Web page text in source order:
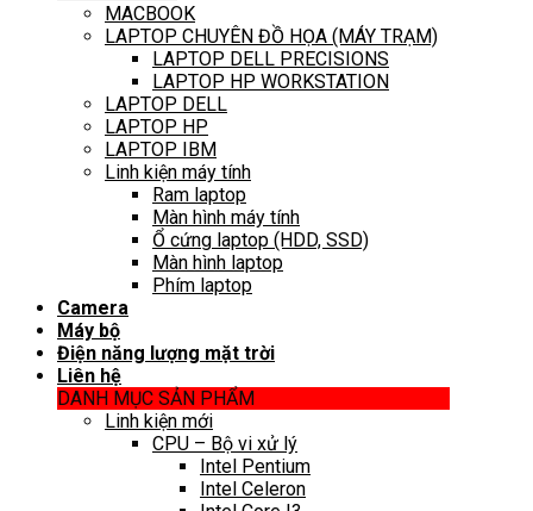
MACBOOK
LAPTOP CHUYÊN ĐỒ HỌA (MÁY TRẠM)
LAPTOP DELL PRECISIONS
LAPTOP HP WORKSTATION
LAPTOP DELL
LAPTOP HP
LAPTOP IBM
Linh kiện máy tính
Ram laptop
Màn hình máy tính
Ổ cứng laptop (HDD, SSD)
Màn hình laptop
Phím laptop
Camera
Máy bộ
Điện năng lượng mặt trời
Liên hệ
DANH MỤC SẢN PHẨM
Linh kiện mới
CPU – Bộ vi xử lý
Intel Pentium
Intel Celeron